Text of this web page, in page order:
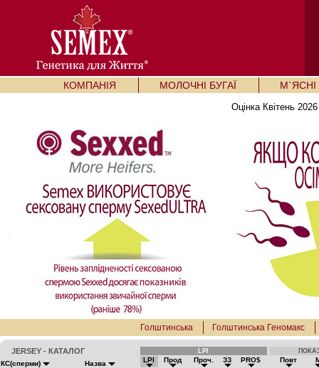
КОМПАНІЯ МОЛОЧНІ БУГАЇ М`ЯСНІ
Оцінка Квітень
Голштинська Голштинська Геномакс
JERSEY - КАТАЛОГ LPI
КС(сперми) Назва LPI Прод Проч. ЗЗ PRO$ Повт